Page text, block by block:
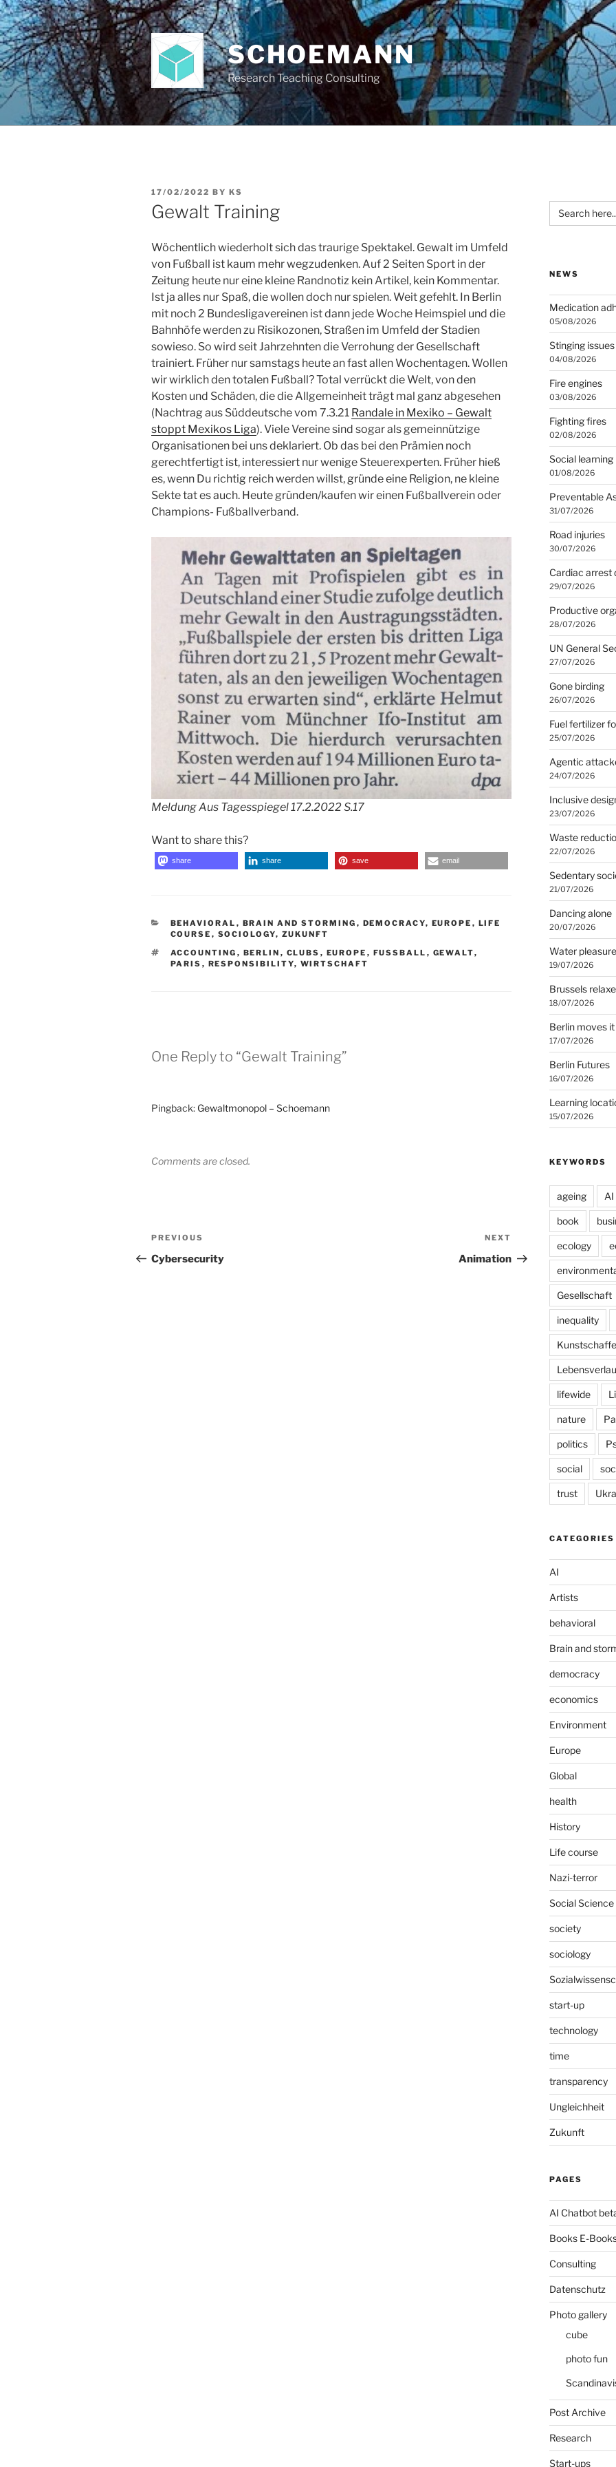
Skip
to
content
SCHOEMANN
Research Teaching Consulting
POSTED
ON
17/02/2022 BY KS
Gewalt Training
Wöchentlich wiederholt sich das traurige Spektakel. Gewalt im Umfeld
von Fußball ist kaum mehr wegzudenken. Auf 2 Seiten Sport in der
Zeitung heute nur eine kleine Randnotiz kein Artikel, kein Kommentar.
Ist ja alles nur Spaß, die wollen doch nur spielen. Weit gefehlt. In Berlin
mit noch 2 Bundesligavereinen ist dann jede Woche Heimspiel und die
Bahnhöfe werden zu Risikozonen, Straßen im Umfeld der Stadien
sowieso. So wird seit Jahrzehnten die Verrohung der Gesellschaft
trainiert. Früher nur samstags heute an fast allen Wochentagen. Wollen
wir wirklich den totalen Fußball? Total verrückt die Welt, von den
Kosten und Schäden, die die Allgemeinheit trägt mal ganz abgesehen
(Nachtrag aus Süddeutsche vom 7.3.21 Randale in Mexiko – Gewalt
stoppt Mexikos Liga). Viele Vereine sind sogar als gemeinnützige
Organisationen bei uns deklariert. Ob das bei den Prämien noch
gerechtfertigt ist, interessiert nur wenige Steuerexperten. Früher hieß
es, wenn Du richtig reich werden willst, gründe eine Religion, ne kleine
Sekte tat es auch. Heute gründen/kaufen wir einen Fußballverein oder
Champions- Fußballverband.
Meldung Aus Tagesspiegel 17.2.2022 S.17
Want to share this?
share share save email
CATEGORIES
BEHAVIORAL , BRAIN AND STORMING , DEMOCRACY, EUROPE , LIFE
COURSE , SOCIOLOGY, ZUKUNFT
TAGS
ACCOUNTING , BERLIN , CLUBS , EUROPE , FUSSBALL , GEWALT,
PARIS , RESPONSIBILITY, WIRTSCHAFT
One Reply to “Gewalt Training”
Pingback: Gewaltmonopol – Schoemann
Comments are closed.
Post
navigation
Previous
Post
PREVIOUS
Cybersecurity
Post
NEXT
Animation
Search
for:
NEWS
Medication
05/08/2026
Stinging issues
04/08/2026
Fire engines
03/08/2026
Fighting fires
02/08/2026
Social learning
01/08/2026
Preventable
31/07/2026
Road injuries
30/07/2026
Cardiac arrest
29/07/2026
Productive
28/07/2026
UN General
27/07/2026
Gone birding
26/07/2026
Fuel fertilizer
25/07/2026
Agentic
24/07/2026
Inclusive
23/07/2026
Waste
22/07/2026
Sedentary
21/07/2026
Dancing alone
20/07/2026
Water
19/07/2026
Brussels
18/07/2026
Berlin moves it
17/07/2026
Berlin Futures
16/07/2026
Learning
15/07/2026
KEYWORDS
ageing AI
book
ecology
Gesellschaft
inequality
lifewide
nature
politics
social
trust
AI
Artists
behavioral
Brain and
democracy
economics
Environment
Europe
Global
health
History
Life course
Nazi-terror
Social Science
society
sociology
start-up
technology
time
transparency
Ungleichheit
Zukunft
PAGES
AI Chatbot
Books E-
Consulting
Datenschutz
Photo gallery
cube
photo fun
Post Archive
Research
Start-ups